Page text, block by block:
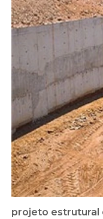
projeto estrutural